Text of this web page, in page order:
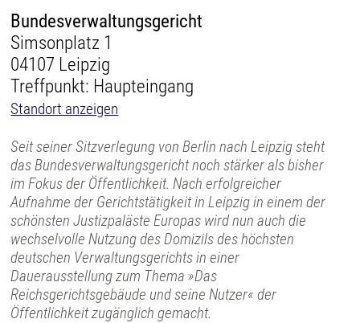
Bundesverwaltungsgericht
Simsonplatz 1
04107 Leipzig
Treffpunkt: Haupteingang
Standort anzeigen
Seit seiner Sitzverlegung von Berlin nach Leipzig steht
das Bundesverwaltungsgericht noch stärker als bisher
im Fokus der Öffentlichkeit. Nach erfolgreicher
Aufnahme der Gerichtstätigkeit in Leipzig in einem der
schönsten Justizpaläste Europas wird nun auch die
wechselvolle Nutzung des Domizils des höchsten
deutschen Verwaltungsgerichts in einer
Dauerausstellung zum Thema »Das
Reichsgerichtsgebäude und seine Nutzer« der
Öffentlichkeit zugänglich gemacht.